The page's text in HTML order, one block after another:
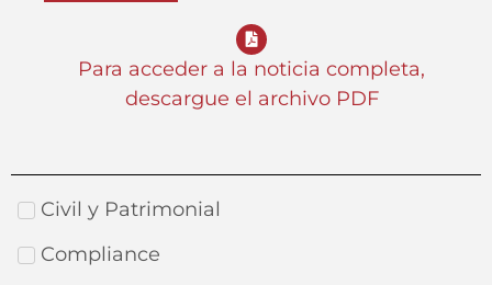
Para acceder a la noticia completa,
descargue el archivo PDF
Civil y Patrimonial
Compliance